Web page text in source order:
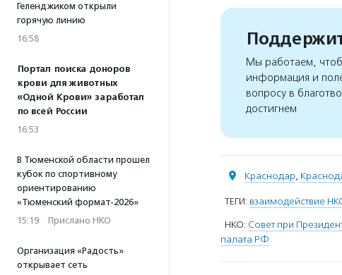
Геленджиком открыли
горячую линию
16:58
Портал поиска доноров
крови для животных
«Одной Крови» заработал
по всей России
16:53
В Тюменской области прошел
кубок по спортивному
ориентированию
«Тюменский формат-2026»
15:19 · Прислано НКО
Организация «Радость»
открывает сеть
Мы работаем,
информация и
вопросу в
достигнем
Краснодар,
ТЕГИ: взаимодействие
НКО: Совет при
палата РФ